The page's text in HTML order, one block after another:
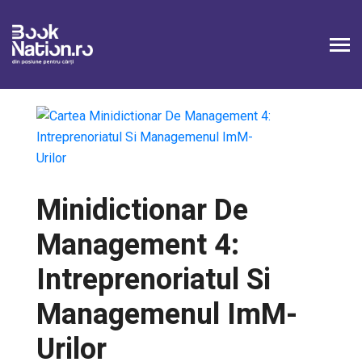
Minidictionar De
Management 4:
Intreprenoriatul Si
Managemenul ImM-
Urilor